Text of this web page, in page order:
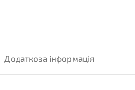
Додаткова інформація